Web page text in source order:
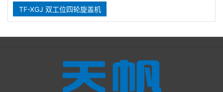
TF-XGJ 双工位四轮旋盖机